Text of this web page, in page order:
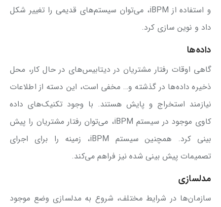
و استفاده از iBPM، می‌توان سیستم‌های قدیمی را تغییر شکل
داد و نوین سازی کرد.
داده‌ها
گاهی اوقات رفتار مشتریان در دیتابیس‌های در حال کار، محل
ذخیره داده‌ها در گذشته و… مخفی است، این دسته از اطلاعات
نیازمند استخراج و پایش هستند. با وجود تکنیک‌های داده
کاوی موجود در سیستم iBPM، می‌توان رفتار مشتریان را پیش
بینی کرد. همچنین سیستم iBPM، زمینه را برای اجرای
تصمیمات پیش بینی شده نیز فراهم می‌کند.
مدلسازی
سازمان‌ها در شرایط مختلف، شروع به مدلسازی وضع موجود